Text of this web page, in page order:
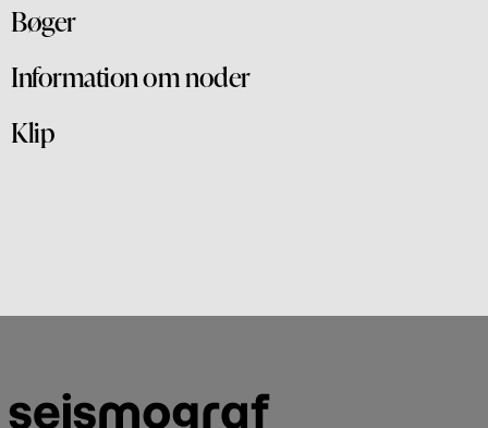
Bøger
Information om noder
Klip